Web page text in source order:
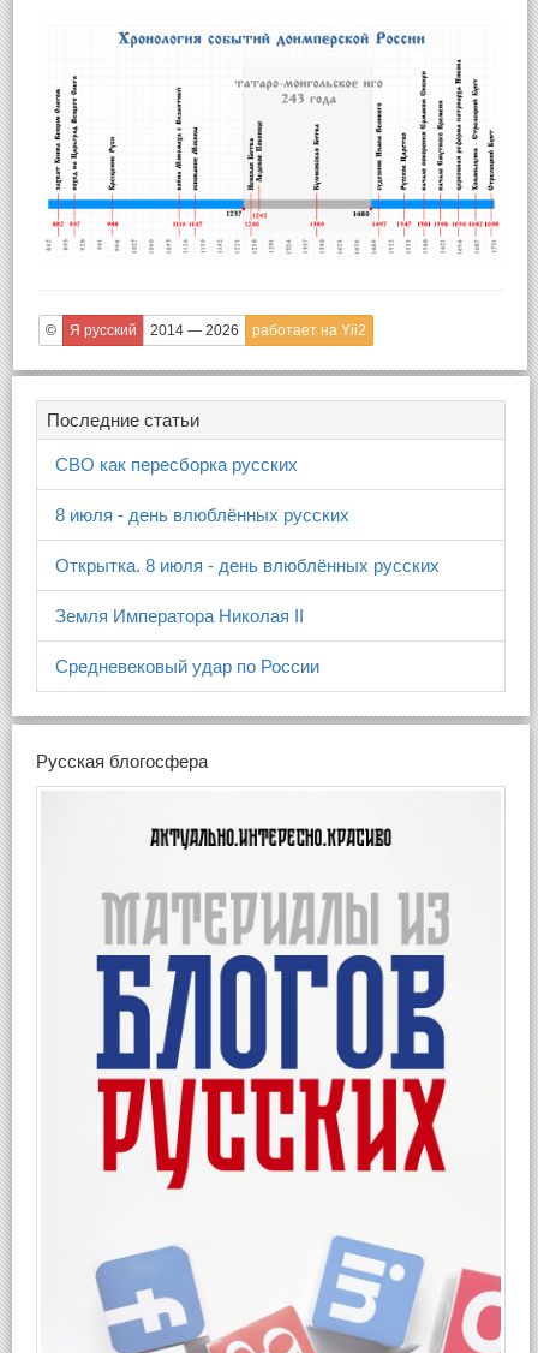
© Я русский 2014 — 2026 работает на Yii2
Последние статьи
СВО как пересборка русских
8 июля - день влюблённых русских
Открытка. 8 июля - день влюблённых русских
Земля Императора Николая II
Средневековый удар по России
Русская блогосфера